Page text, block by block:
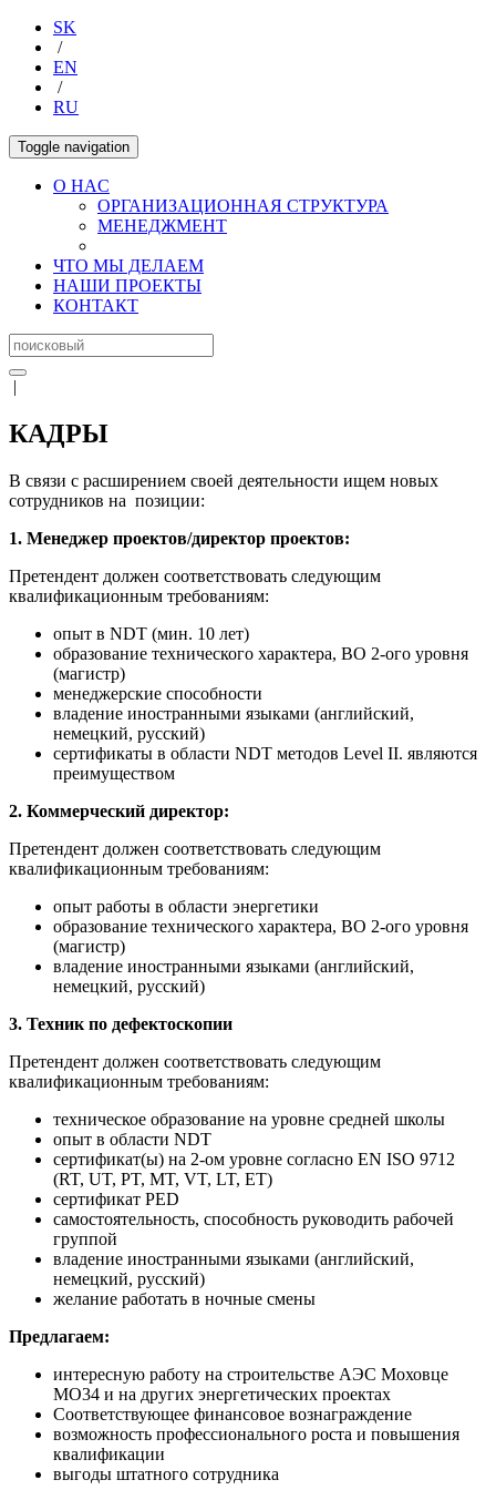
SK
/
EN
/
RU
Toggle navigation
O HAC
ОРГАНИЗАЦИОННАЯ СТРУКТУРА
МЕНЕДЖМЕНТ
ЧТО МЫ ДЕЛАЕМ
НАШИ ПРОЕКТЫ
КОНТАКТ
|
КАДРЫ
В связи с расширением своей деятельности ищем новых
сотрудников на позиции:
1. Менеджер проектов/директор проектов:
Претендент должен соответствовать следующим
квалификационным требованиям:
опыт в NDT (мин. 10 лет)
образование технического характера, ВО 2-ого уровня
(магистр)
менеджерские способности
владение иностранными языками (английский,
немецкий, русский)
сертификаты в области NDT методов Level II. являются
преимуществом
2. Коммерческий директор:
Претендент должен соответствовать следующим
квалификационным требованиям:
опыт работы в области энергетики
образование технического характера, ВО 2-ого уровня
(магистр)
владение иностранными языками (английский,
немецкий, русский)
3. Техник по дефектоскопии
Претендент должен соответствовать следующим
квалификационным требованиям:
техническое образование на уровне средней школы
опыт в области NDT
сертификат(ы) на 2-ом уровне согласно EN ISO 9712
(RT, UT, PT, MT, VT, LT, ET)
сертификат PED
самостоятельность, способность руководить рабочей
группой
владение иностранными языками (английский,
немецкий, русский)
желание работать в ночные смены
Предлагаем:
интересную работу на строительстве АЭС Моховце
MO34 и на других энергетических проектах
Соответствующее финансовое вознаграждение
возможность профессионального роста и повышения
квалификации
выгоды штатного сотрудника